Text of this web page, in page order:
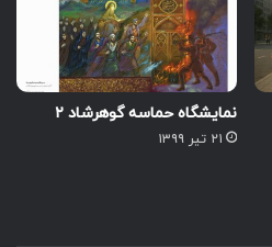
نمایشگاه حماسه گوهرشاد ۲
۲۱ تیر ۱۳۹۹